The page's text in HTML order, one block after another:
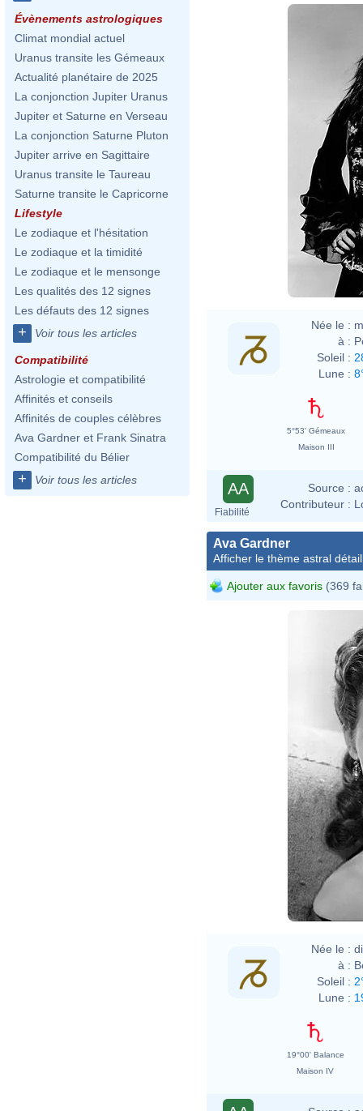
Évènements astrologiques
Climat mondial actuel
Uranus transite les Gémeaux
Actualité planétaire de 2025
La conjonction Jupiter Uranus
Jupiter et Saturne en Verseau
La conjonction Saturne Pluton
Jupiter arrive en Sagittaire
Uranus transite le Taureau
Saturne transite le Capricorne
Lifestyle
Le zodiaque et l'hésitation
Le zodiaque et la timidité
Le zodiaque et le mensonge
Les qualités des 12 signes
Les défauts des 12 signes
+ Voir tous les articles
Compatibilité
Astrologie et compatibilité
Affinités et conseils
Affinités de couples célèbres
Ava Gardner et Frank Sinatra
Compatibilité du Bélier
+ Voir tous les articles
Née le :
à :
Soleil :
Lune :
5°53' Gémeaux
Maison III
AA
Fiabilité
Source :
Contributeur :
Ava Gardner
Afficher le thème astral
Ajouter aux favoris (369
Née le :
à :
Soleil :
Lune :
19°00' Balance
Maison IV